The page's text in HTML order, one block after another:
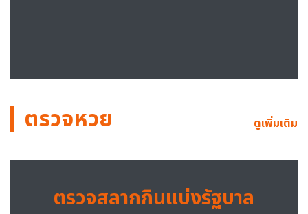
ตรวจหวย ดูเพิ่มเติม
ตรวจสลากกินแบ่งรัฐบาล